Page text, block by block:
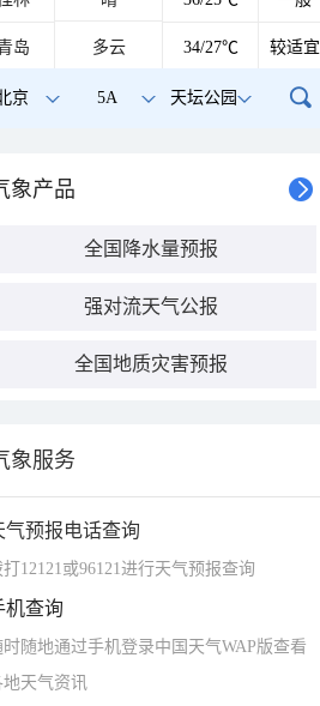
岛 多云 34/27℃ 较适宜
京 5A 天坛公园
象产品
全国降水量预报
强对流天气公报
全国地质灾害预报
象服务
气预报电话查询
打12121或96121进行天气预报查询
机查询
时随地通过手机登录中国天气WAP版查看
地天气资讯